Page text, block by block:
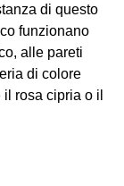
di questo
funzionano
alle pareti
di colore
rosa cipria o il